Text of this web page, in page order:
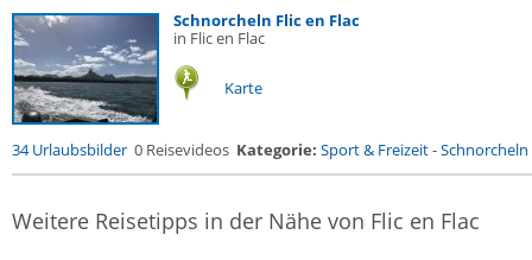
Schnorcheln Flic en Flac
in Flic en Flac
Karte
34 Urlaubsbilder 0 Reisevideos Kategorie: Sport & Freizeit-Schnorcheln
Weitere Reisetipps in der Nähe von Flic en Flac